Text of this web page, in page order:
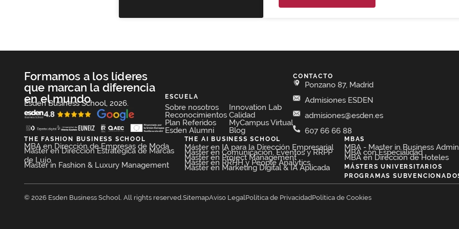
Formamos a los líderes
que marcan la diferencia
en el mundo
Esden Business School, 2026.
ESCUELA
Sobre nosotros
Innovation Lab
Reconocimientos Calidad
Plan Referidos
MyCampus Virtual
Esden Alumni
Blog
CONTACTO
Ponzano 87, Madrid
Admisiones ESDEN
admisiones@esden.es
607 66 66 88
THE FASHION BUSINESS SCHOOL​
MBA en Dirección de Empresas de Moda​
Máster en Dirección Estratégica de Marcas
de Lujo
Master in Fashion & Luxury Management
THE AI BUSINESS SCHOOL
Máster en IA para la Dirección Empresarial​
Máster en Comunicación, Eventos y RRPP​
Máster en Project Management​
Máster en RRHH y People Analytics​
Máster en Marketing Digital & IA Aplicada​
MBAS
MBA - Master in Business
MBA con Especialidad
MBA en Dirección de Hoteles​
MÁSTERS UNIVERSITARIOS
PROGRAMAS
© 2026 Esden Business School. All rights reserved. SitemapAviso LegalPolítica de PrivacidadPolítica de Cookies